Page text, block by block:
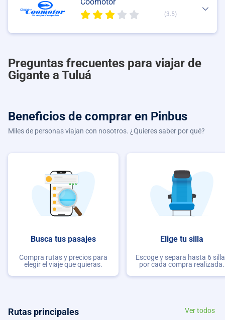
(3.5)
Preguntas frecuentes para viajar de
Gigante a Tuluá
Beneficios de comprar en Pinbus
Miles de personas viajan con nosotros. ¿Quieres saber por qué?
Busca tus pasajes
Compra rutas y precios para
elegir el viaje que quieras.
Elige tu silla
Escoge y separa hasta 6
por cada compra realizada.
Rutas principales Ver todos